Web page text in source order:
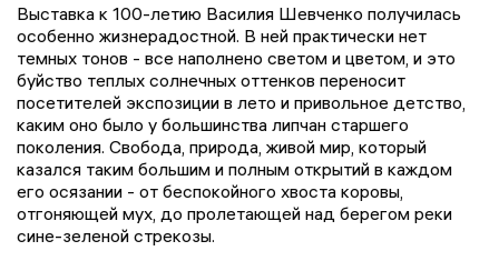
Выставка к 100-летию Василия Шевченко получилась
особенно жизнерадостной. В ней практически нет
темных тонов - все наполнено светом и цветом, и это
буйство теплых солнечных оттенков переносит
посетителей экспозиции в лето и привольное детство,
каким оно было у большинства липчан старшего
поколения. Свобода, природа, живой мир, который
казался таким большим и полным открытий в каждом
его осязании - от беспокойного хвоста коровы,
отгоняющей мух, до пролетающей над берегом реки
сине-зеленой стрекозы.